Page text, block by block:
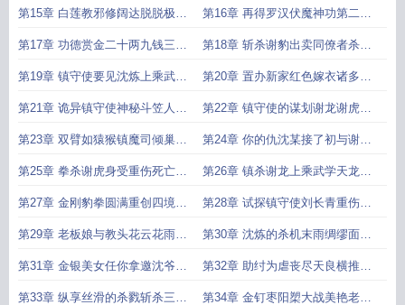
十三太保三境武者谢豹 青瑶龙吟金钟罩
第15章 白莲教邪修阔达脱脱极限
反转沈某开挂了
第16章 再得罗汉伏魔神功第二重
恐怖谢豹突破铸炉境
第17章 功德赏金二十两九钱三境
龙筋境最艰难的一战
第18章 斩杀谢豹出卖同僚者杀无
赦两败俱伤
第19章 镇守使要见沈炼上乘武学
金刚豹拳武学再突破
第20章 置办新家红色嫁衣诸多百
户莫名的敌意
第21章 诡异镇守使神秘斗笠人巷
中再战龙筋境
第22章 镇守使的谋划谢龙谢虎出
关丧尽天良屠戮李家村
第23章 双臂如猿猴镇魔司倾巢而
出李家村有变
第24章 你的仇沈某接了初与谢龙
交手谢龙的震撼
第25章 拳杀谢虎身受重伤死亡危
机突破突破突破
第26章 镇杀谢龙上乘武学天龙地
虎拳异变突生
第27章 金刚豹拳圆满重创四境黑
袍人张浩之死
第28章 试探镇守使刘长青重伤只
属于沈炼的财务大总管
第29章 老板娘与教头花云花雨万
花楼来请
第30章 沈炼的杀机末雨绸缪面见
万花楼老板娘
第31章 金银美女任你拿邀沈爷共
谋大事老板娘身后之人
第32章 助纣为虐丧尽天良横推万
花楼之始
第33章 纵享丝滑的杀戮斩杀三剑 第34章 金钉枣阳槊大战美艳老板